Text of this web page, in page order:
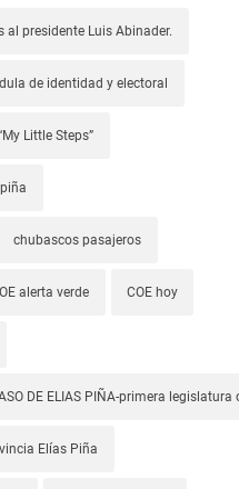
al presidente Luis Abinader.
de identidad y electoral
Little Steps”
chubascos pasajeros
alerta verde COE hoy
DE ELIAS PIÑA-primera legislatura
Elías Piña